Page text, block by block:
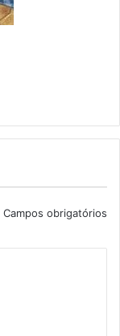
Campos obrigatórios